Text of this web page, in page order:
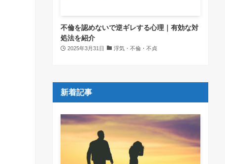
不倫を認めないで逆ギレする心理｜有効な対
処法を紹介
2025年3月31日 浮気・不倫・不貞
新着記事